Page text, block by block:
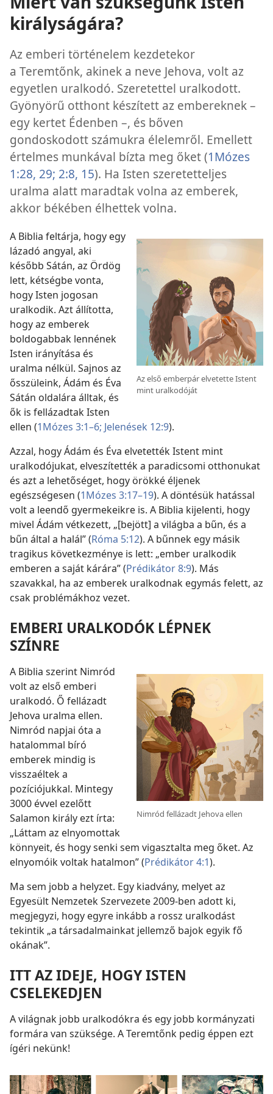
királyságára?
Az emberi történelem kezdetekor
a Teremtőnk, akinek a neve Jehova, volt az
egyetlen uralkodó. Szeretettel uralkodott.
Gyönyörű otthont készített az embereknek –
egy kertet Édenben –, és bőven
gondoskodott számukra élelemről. Emellett
értelmes munkával bízta meg őket (1Mózes
1:28, 29; 2:8, 15). Ha Isten szeretetteljes
uralma alatt maradtak volna az emberek,
akkor békében élhettek volna.
Az első emberpár elvetette Istent
mint uralkodóját
A Biblia feltárja, hogy egy
lázadó angyal, aki
később Sátán, az Ördög
lett, kétségbe vonta,
hogy Isten jogosan
uralkodik. Azt állította,
hogy az emberek
boldogabbak lennének
Isten irányítása és
uralma nélkül. Sajnos az
ősszüleink, Ádám és Éva
Sátán oldalára álltak, és
ők is fellázadtak Isten
ellen (1Mózes 3:1–6; Jelenések 12:9).
Azzal, hogy Ádám és Éva elvetették Istent mint
uralkodójukat, elveszítették a paradicsomi otthonukat
és azt a lehetőséget, hogy örökké éljenek
egészségesen (1Mózes 3:17–19). A döntésük hatással
volt a leendő gyermekeikre is. A Biblia kijelenti, hogy
mivel Ádám vétkezett, „[bejött] a világba a bűn, és a
bűn által a halál” (Róma 5:12). A bűnnek egy másik
tragikus következménye is lett: „ember uralkodik
emberen a saját kárára” (Prédikátor 8:9). Más
szavakkal, ha az emberek uralkodnak egymás felett, az
csak problémákhoz vezet.
EMBERI URALKODÓK LÉPNEK
SZÍNRE
Nimród fellázadt Jehova ellen
A Biblia szerint Nimród
volt az első emberi
uralkodó. Ő fellázadt
Jehova uralma ellen.
Nimród napjai óta a
hatalommal bíró
emberek mindig is
visszaéltek a
pozíciójukkal. Mintegy
3000 évvel ezelőtt
Salamon király ezt írta:
„Láttam az elnyomottak
könnyeit, és hogy senki sem vigasztalta meg őket. Az
elnyomóik voltak hatalmon” (Prédikátor 4:1).
Ma sem jobb a helyzet. Egy kiadvány, melyet az
Egyesült Nemzetek Szervezete 2009-ben adott ki,
megjegyzi, hogy egyre inkább a rossz uralkodást
tekintik „a társadalmainkat jellemző bajok egyik fő
okának”.
ITT AZ IDEJE, HOGY ISTEN
CSELEKEDJEN
A világnak jobb uralkodókra és egy jobb kormányzati
formára van szüksége. A Teremtőnk pedig éppen ezt
ígéri nekünk!